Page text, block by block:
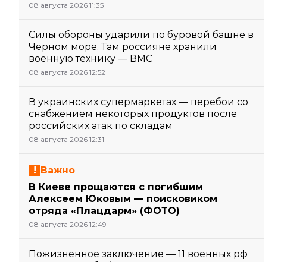
08 августа 2026 11:35
Силы обороны ударили по буровой башне в
Черном море. Там россияне хранили
военную технику — ВМС
08 августа 2026 12:52
В украинских супермаркетах — перебои со
снабжением некоторых продуктов после
российских атак по складам
08 августа 2026 12:31
Важно
В Киеве прощаются с погибшим
Алексеем Юковым — поисковиком
отряда «Плацдарм» (ФОТО)
08 августа 2026 12:49
Пожизненное заключение — 11 военных рф